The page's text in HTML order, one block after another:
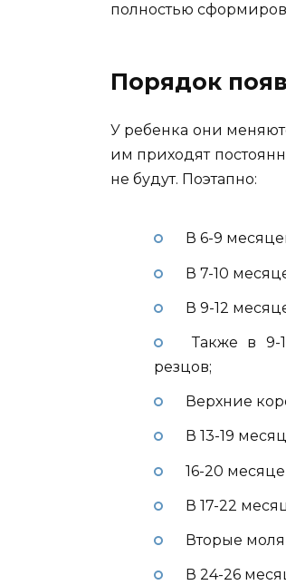
полностью
Порядок
У ребенка они
им приходят
не будут. Поэтапно:
В 6-9
В 7-10
В 9-12
Также в 9-
резцов;
Верхние
В 13-19
16-20
В 17-22
Вторые
В 24-26